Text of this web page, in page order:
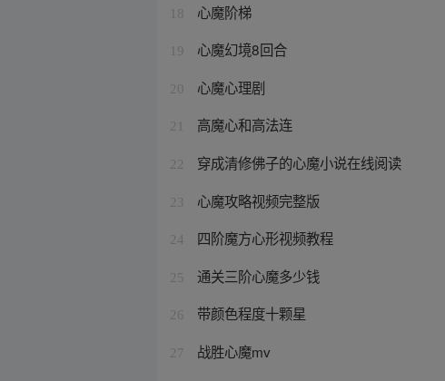
18 心魔阶梯
19 心魔幻境8回合
20 心魔心理剧
21 高魔心和高法连
22 穿成清修佛子的心魔小说在线阅读
23 心魔攻略视频完整版
24 四阶魔方心形视频教程
25 通关三阶心魔多少钱
26 带颜色程度十颗星
27
战胜心魔mv